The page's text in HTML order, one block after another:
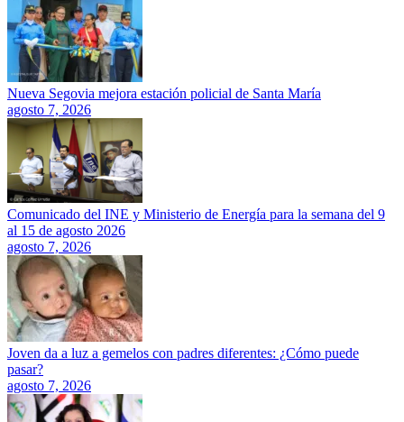
Nueva Segovia mejora estación policial de Santa María
agosto 7, 2026
Comunicado del INE y Ministerio de Energía para la semana del 9
al 15 de agosto 2026
agosto 7, 2026
Joven da a luz a gemelos con padres diferentes: ¿Cómo puede
pasar?
agosto 7, 2026